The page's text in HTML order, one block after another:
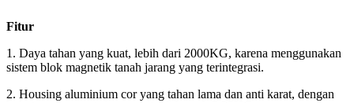
Fitur
1. Daya tahan yang kuat, lebih dari 2000KG, karena menggunakan
sistem blok magnetik tanah jarang yang terintegrasi.
2. Housing aluminium cor yang tahan lama dan anti karat, dengan